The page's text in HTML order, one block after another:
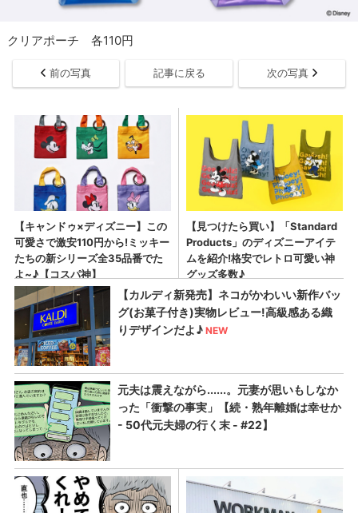
クリアポーチ 各110円
前の写真 記事に戻る 次の写真